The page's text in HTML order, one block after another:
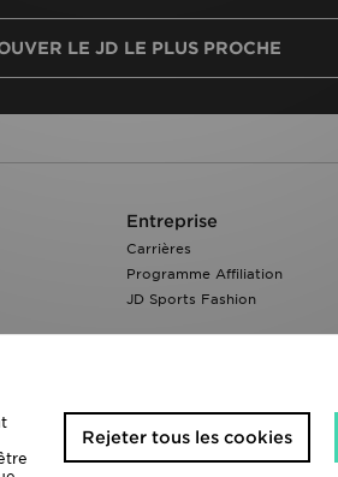
LE JD LE PLUS PROCHE
Entreprise
Carrières
Programme Affiliation
JD Sports Fashion
Rejeter tous les cookies